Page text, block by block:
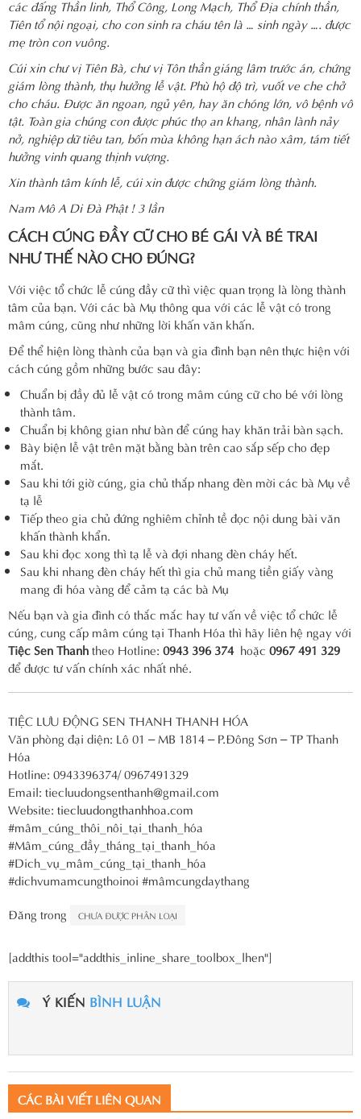
các đấng Thần linh, Thổ Công, Long Mạch, Thổ Địa chính thần,
Tiên tổ nội ngoại, cho con sinh ra cháu tên là … sinh ngày …. được
mẹ tròn con vuông.
Cúi xin chư vị Tiên Bà, chư vị Tôn thần giáng lâm trước án, chứng
giám lòng thành, thụ hưởng lễ vật. Phù hộ độ trì, vuốt ve che chở
cho cháu. Được ăn ngoan, ngủ yên, hay ăn chóng lớn, vô bệnh vô
tật. Toàn gia chúng con được phúc thọ an khang, nhân lành nảy
nở, nghiệp dữ tiêu tan, bốn mùa không hạn ách nào xâm, tám tiết
hưởng vinh quang thịnh vượng.
Xin thành tâm kính lễ, cúi xin được chứng giám lòng thành.
Nam Mô A Di Đà Phật ! 3 lần
CÁCH CÚNG ĐẦY CỮ CHO BÉ GÁI VÀ BÉ TRAI
NHƯ THẾ NÀO CHO ĐÚNG?
Với việc tổ chức lễ cúng đầy cữ thì việc quan trọng là lòng thành
tâm của bạn. Với các bà Mụ thông qua với các lễ vật có trong
mâm cúng, cũng như những lời khấn văn khấn.
Để thể hiện lòng thành của bạn và gia đình bạn nên thực hiện với
cách cúng gồm những bước sau đây:
Chuẩn bị đầy đủ lễ vật có trong mâm cúng cữ cho bé với lòng
thành tâm.
Chuẩn bị không gian như bàn để cúng hay khăn trải bàn sạch.
Bày biện lễ vật trên mặt bằng bàn trên cao sắp sếp cho đẹp
mắt.
Sau khi tới giờ cúng, gia chủ thắp nhang đèn mời các bà Mụ về
tạ lễ
Tiếp theo gia chủ đứng nghiêm chỉnh tề đọc nội dung bài văn
khấn thành khẩn.
Sau khi đọc xong thì tạ lễ và đợi nhang đèn cháy hết.
Sau khi nhang đèn cháy hết thì gia chủ mang tiền giấy vàng
mang đi hóa vàng để cảm tạ các bà Mụ
Nếu bạn và gia đình có thắc mắc hay tư vấn về việc tổ chức lễ
cúng, cung cấp mâm cúng tại Thanh Hóa thì hãy liên hệ ngay với
Tiệc Sen Thanhtheo Hotline: 0943 396 374 hoặc 0967 491 329
để được tư vấn chính xác nhất nhé.
TIỆC LƯU ĐỘNG SEN THANH THANH HÓA
Văn phòng đại diện: Lô 01 – MB 1814 – P.Đông Sơn – TP Thanh
Hóa
Hotline: 0943396374/ 0967491329
Email: tiecluudongsenthanh@gmail.com
Website: tiecluudongthanhhoa.com
#mâm_cúng_thôi_nôi_tại_thanh_hóa
#Mâm_cúng_đầy_tháng_tại_thanh_hóa
#Dich_vụ_mâm_cúng_tại_thanh_hóa
#dichvumamcungthoinoi #mâmcungdaythang
Đăng trong
CHƯA ĐƯỢC PHÂN LOẠI
[addthis tool="addthis_inline_share_toolbox_lhen"]
Ý KIẾN BÌNH LUẬN
CÁC BÀI VIẾT LIÊN QUAN